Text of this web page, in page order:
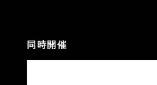
同時開催